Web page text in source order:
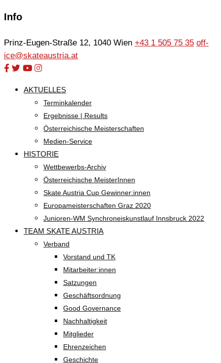
Info
Prinz-Eugen-Straße 12, 1040 Wien +43 1 505 75 35 off-
ice@skateaustria.at
AKTUELLES
Terminkalender
Ergebnisse | Results
Österreichische Meisterschaften
Medien-Service
HISTORIE
Wettbewerbs-Archiv
Österreichische MeisterInnen
Skate Austria Cup Gewinner:innen
Europameisterschaften Graz 2020
Junioren-WM Synchroneiskunstlauf Innsbruck 2022
TEAM SKATE AUSTRIA
Verband
Vorstand und TK
Mitarbeiter:innen
Satzungen
Geschäftsordnung
Good Governance
Nachhaltigkeit
Mitglieder
Ehrenzeichen
Geschichte